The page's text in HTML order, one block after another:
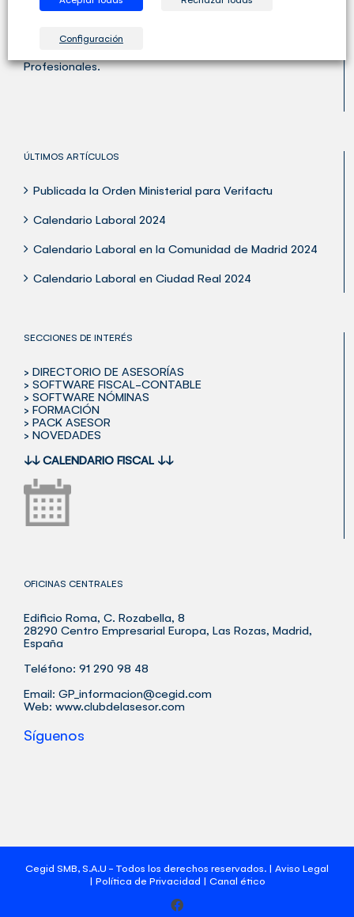
Cegid Club del Asesor no solo ofrece soluciones de
va un paso más allá y ofrece una amplia variedad de
Profesionales.
ÚLTIMOS ARTÍCULOS
Publicada la Orden Ministerial para Verifactu
Calendario Laboral 2024
Calendario Laboral en la Comunidad de Madrid 2024
Calendario Laboral en Ciudad Real 2024
SECCIONES DE INTERÉS
> DIRECTORIO DE ASESORÍAS
> SOFTWARE FISCAL-CONTABLE
> SOFTWARE NÓMINAS
> FORMACIÓN
> PACK ASESOR
> NOVEDADES
↓↓ CALENDARIO FISCAL ↓↓
OFICINAS CENTRALES
Edificio Roma, C. Rozabella, 8
28290 Centro Empresarial Europa, Las Rozas, Madrid,
España
Teléfono: 91 290 98 48
Email: GP_informacion@cegid.com
Web: www.clubdelasesor.com
Síguenos
Cegid SMB, S.A.U - Todos los derechos reservados. | Aviso Legal
| Política de Privacidad | Canal ético
Facebook
Configuración